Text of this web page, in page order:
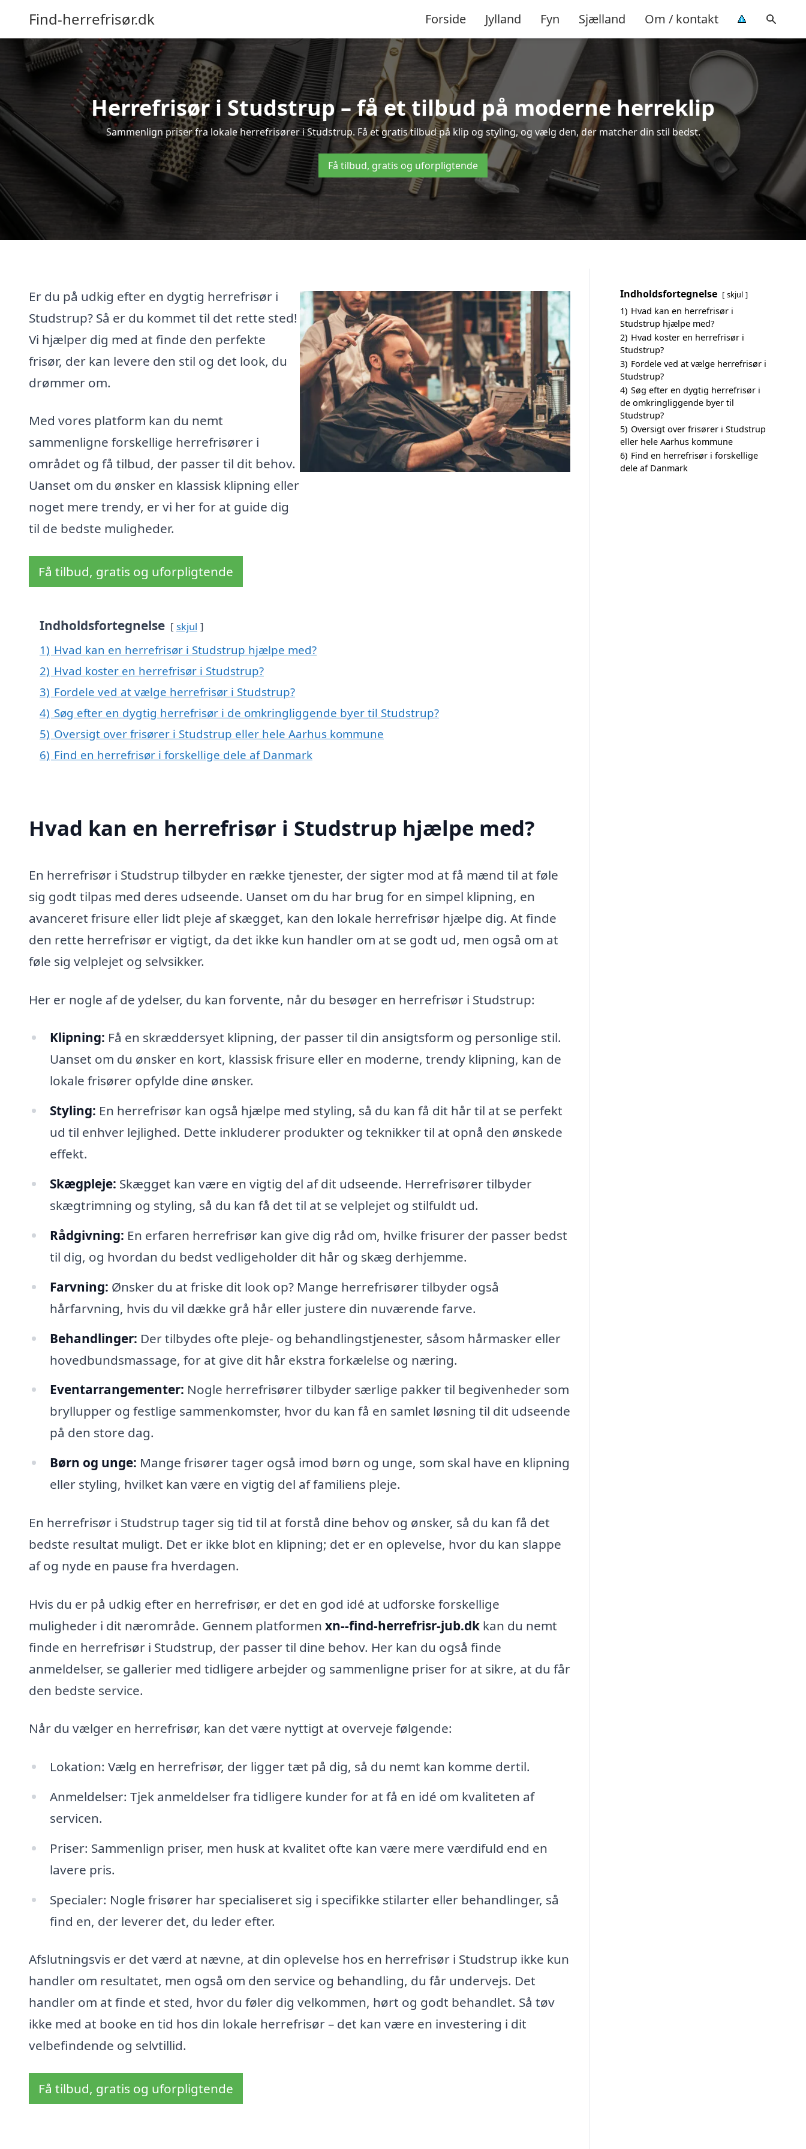
Find-herrefrisør.dk Forside Jylland Fyn Sjælland Om / kontakt
Herrefrisør i Studstrup – få et tilbud på moderne herreklip
Sammenlign priser fra lokale herrefrisører i Studstrup. Få et gratis tilbud på klip og styling, og vælg den, der matcher din stil bedst.
Få tilbud, gratis og uforpligtende
Er du på udkig efter en dygtig herrefrisør i
Studstrup? Så er du kommet til det rette sted!
Vi hjælper dig med at finde den perfekte
frisør, der kan levere den stil og det look, du
drømmer om.
Med vores platform kan du nemt
sammenligne forskellige herrefrisører i
området og få tilbud, der passer til dit behov.
Uanset om du ønsker en klassisk klipning eller
noget mere trendy, er vi her for at guide dig
til de bedste muligheder.
Få tilbud, gratis og uforpligtende
Indholdsfortegnelse skjul
1) Hvad kan en herrefrisør i Studstrup hjælpe med?
2) Hvad koster en herrefrisør i Studstrup?
3) Fordele ved at vælge herrefrisør i Studstrup?
4) Søg efter en dygtig herrefrisør i de omkringliggende byer til Studstrup?
5) Oversigt over frisører i Studstrup eller hele Aarhus kommune
6) Find en herrefrisør i forskellige dele af Danmark
Hvad kan en herrefrisør i Studstrup hjælpe med?
En herrefrisør i Studstrup tilbyder en række tjenester, der sigter mod at få mænd til at føle
sig godt tilpas med deres udseende. Uanset om du har brug for en simpel klipning, en
avanceret frisure eller lidt pleje af skægget, kan den lokale herrefrisør hjælpe dig. At finde
den rette herrefrisør er vigtigt, da det ikke kun handler om at se godt ud, men også om at
føle sig velplejet og selvsikker.
Her er nogle af de ydelser, du kan forvente, når du besøger en herrefrisør i Studstrup:
Klipning: Få en skræddersyet klipning, der passer til din ansigtsform og personlige stil.
Uanset om du ønsker en kort, klassisk frisure eller en moderne, trendy klipning, kan de
lokale frisører opfylde dine ønsker.
Styling: En herrefrisør kan også hjælpe med styling, så du kan få dit hår til at se perfekt
ud til enhver lejlighed. Dette inkluderer produkter og teknikker til at opnå den ønskede
effekt.
Skægpleje: Skægget kan være en vigtig del af dit udseende. Herrefrisører tilbyder
skægtrimning og styling, så du kan få det til at se velplejet og stilfuldt ud.
Rådgivning: En erfaren herrefrisør kan give dig råd om, hvilke frisurer der passer bedst
til dig, og hvordan du bedst vedligeholder dit hår og skæg derhjemme.
Farvning: Ønsker du at friske dit look op? Mange herrefrisører tilbyder også
hårfarvning, hvis du vil dække grå hår eller justere din nuværende farve.
Behandlinger: Der tilbydes ofte pleje- og behandlingstjenester, såsom hårmasker eller
hovedbundsmassage, for at give dit hår ekstra forkælelse og næring.
Eventarrangementer: Nogle herrefrisører tilbyder særlige pakker til begivenheder som
bryllupper og festlige sammenkomster, hvor du kan få en samlet løsning til dit udseende
på den store dag.
Børn og unge: Mange frisører tager også imod børn og unge, som skal have en klipning
eller styling, hvilket kan være en vigtig del af familiens pleje.
En herrefrisør i Studstrup tager sig tid til at forstå dine behov og ønsker, så du kan få det
bedste resultat muligt. Det er ikke blot en klipning; det er en oplevelse, hvor du kan slappe
af og nyde en pause fra hverdagen.
Hvis du er på udkig efter en herrefrisør, er det en god idé at udforske forskellige
muligheder i dit nærområde. Gennem platformen xn--find-herrefrisr-jub.dk kan du nemt
finde en herrefrisør i Studstrup, der passer til dine behov. Her kan du også finde
anmeldelser, se gallerier med tidligere arbejder og sammenligne priser for at sikre, at du får
den bedste service.
Når du vælger en herrefrisør, kan det være nyttigt at overveje følgende:
Lokation: Vælg en herrefrisør, der ligger tæt på dig, så du nemt kan komme dertil.
Anmeldelser: Tjek anmeldelser fra tidligere kunder for at få en idé om kvaliteten af
servicen.
Priser: Sammenlign priser, men husk at kvalitet ofte kan være mere værdifuld end en
lavere pris.
Specialer: Nogle frisører har specialiseret sig i specifikke stilarter eller behandlinger, så
find en, der leverer det, du leder efter.
Afslutningsvis er det værd at nævne, at din oplevelse hos en herrefrisør i Studstrup ikke kun
handler om resultatet, men også om den service og behandling, du får undervejs. Det
handler om at finde et sted, hvor du føler dig velkommen, hørt og godt behandlet. Så tøv
ikke med at booke en tid hos din lokale herrefrisør – det kan være en investering i dit
velbefindende og selvtillid.
Få tilbud, gratis og uforpligtende
Indholdsfortegnelse skjul
1) Hvad kan en herrefrisør i
Studstrup hjælpe med?
2) Hvad koster en herrefrisør i
Studstrup?
3) Fordele ved at vælge herrefrisør i
Studstrup?
4) Søg efter en dygtig herrefrisør i
de omkringliggende byer til
Studstrup?
5) Oversigt over frisører i Studstrup
eller hele Aarhus kommune
6) Find en herrefrisør i forskellige
dele af Danmark